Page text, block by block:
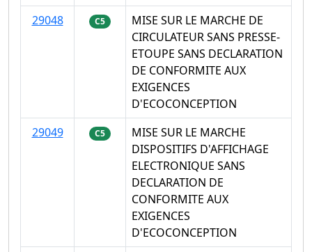
29048
C5
MISE SUR LE MARCHE DE
CIRCULATEUR SANS PRESSE-
ETOUPE SANS DECLARATION
DE CONFORMITE AUX
EXIGENCES
D'ECOCONCEPTION
29049
C5
MISE SUR LE MARCHE
DISPOSITIFS D'AFFICHAGE
ELECTRONIQUE SANS
DECLARATION DE
CONFORMITE AUX
EXIGENCES
D'ECOCONCEPTION